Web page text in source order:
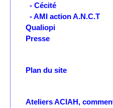
- Cécité
- AMI action A.N.C.T
Qualiopi
Presse
Plan du site
Ateliers ACIAH,